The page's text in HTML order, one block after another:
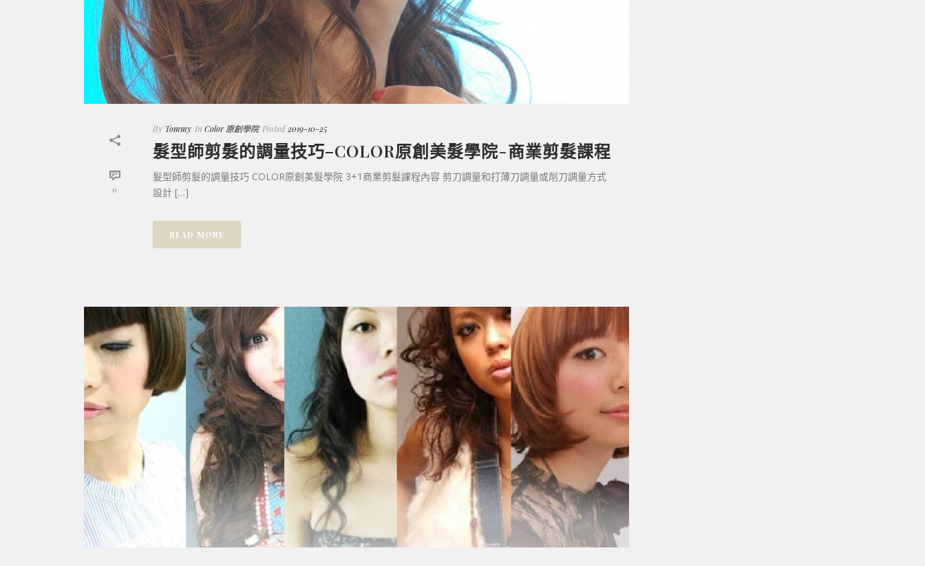
0
By Tommy In Color 原創學院 Posted2019-10-25
髮型師剪髮的調量技巧–COLOR原創美髮學院-商業剪髮課程
髮型師剪髮的調量技巧 COLOR原創美髮學院 3+1商業剪髮課程內容 剪刀調量和打薄刀調量或削刀調量方式
設計 […]
READ MORE